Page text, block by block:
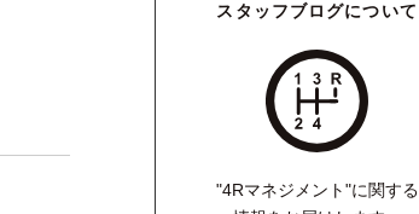
スタッフブログについて
"4Rマネジメント"に関する